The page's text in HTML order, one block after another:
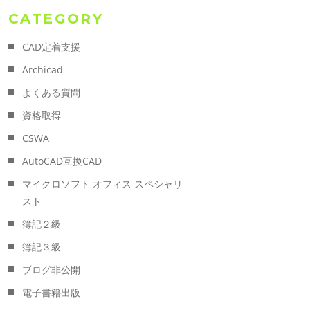
CATEGORY
CAD定着支援
Archicad
よくある質問
資格取得
CSWA
AutoCAD互換CAD
マイクロソフト オフィス スペシャリ
スト
簿記２級
簿記３級
ブログ非公開
電子書籍出版